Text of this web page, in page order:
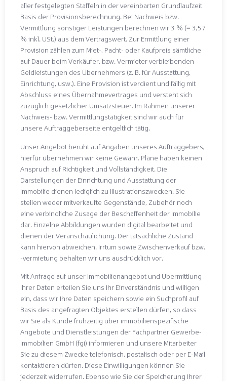
aller festgelegten Staffeln in der vereinbarten Grundlaufzeit
Basis der Provisionsberechnung. Bei Nachweis bzw.
Vermittlung sonstiger Leistungen berechnen wir 3 % (= 3,57
% inkl. USt.) aus dem Vertragswert. Zur Ermittlung einer
Provision zählen zum Miet-, Pacht- oder Kaufpreis sämtliche
auf Dauer beim Verkäufer, bzw. Vermieter verbleibenden
Geldleistungen des Übernehmers (z. B. für Ausstattung,
Einrichtung, usw.). Eine Provision ist verdient und fällig mit
Abschluss eines Übernahmevertrages und versteht sich
zuzüglich gesetzlicher Umsatzsteuer. Im Rahmen unserer
Nachweis- bzw. Vermittlungstätigkeit sind wir auch für
unsere Auftraggeberseite entgeltlich tätig.
Unser Angebot beruht auf Angaben unseres Auftraggebers,
hierfür übernehmen wir keine Gewähr. Pläne haben keinen
Anspruch auf Richtigkeit und Vollständigkeit. Die
Darstellungen der Einrichtung und Ausstattung der
Immobilie dienen lediglich zu Illustrationszwecken. Sie
stellen weder mitverkaufte Gegenstände, Zubehör noch
eine verbindliche Zusage der Beschaffenheit der Immobilie
dar. Einzelne Abbildungen wurden digital bearbeitet und
dienen der Veranschaulichung. Der tatsächliche Zustand
kann hiervon abweichen. Irrtum sowie Zwischenverkauf bzw.
-vermietung behalten wir uns ausdrücklich vor.
Mit Anfrage auf unser Immobilienangebot und Übermittlung
Ihrer Daten erteilen Sie uns Ihr Einverständnis und willigen
ein, dass wir Ihre Daten speichern sowie ein Suchprofil auf
Basis des angefragten Objektes erstellen dürfen, so dass
wir Sie als Kunde frühzeitig über immobilienspezifische
Angebote und Dienstleistungen der Fachpartner Gewerbe-
Immobilien GmbH (fgi) informieren und unsere Mitarbeiter
Sie zu diesem Zwecke telefonisch, postalisch oder per E-Mail
kontaktieren dürfen. Diese Einwilligungen können Sie
jederzeit widerrufen. Ebenso wie Sie der Speicherung Ihrer